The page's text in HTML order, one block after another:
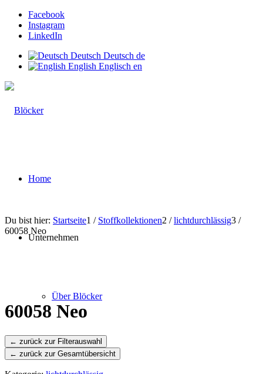
Facebook
Instagram
LinkedIn
Deutsch Deutsch de
English Englisch en
Home
Unternehmen
Über Blöcker
Leistungen
Du bist hier: Startseite1 / Stoffkollektionen2 / lichtdurchlässig3 /
60058 Neo
60058 Neo
← zurück zur Gesamtübersicht